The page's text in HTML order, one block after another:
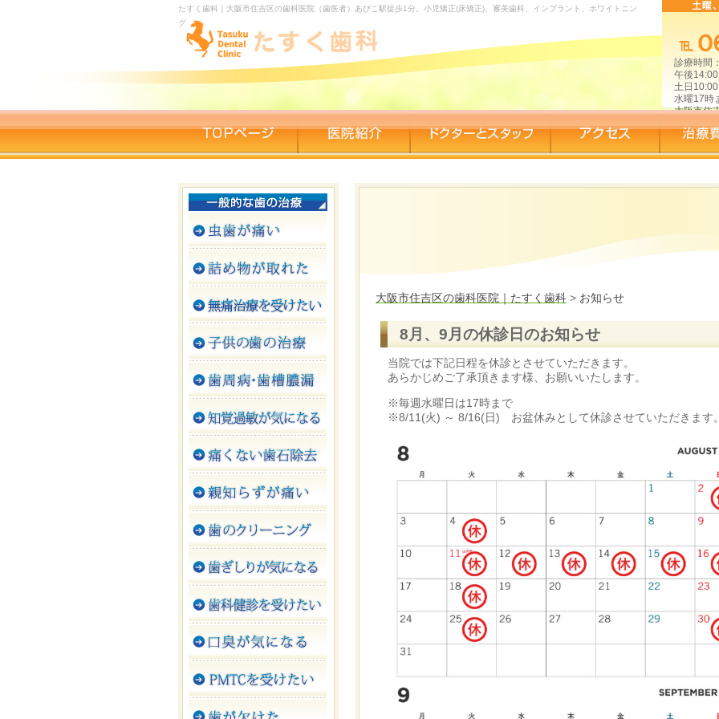
たすく歯科｜大阪市住吉区の歯科医院（歯医者）あびこ駅徒歩1分。小児矯正(床矯正)、審美歯科、インプラント、ホワイトニン
グ
診療時間
午後
土日
水曜17時
大阪市住
大阪市住吉区の歯科医院｜たすく歯科 > お知らせ
8月、9月の休診日のお知らせ
当院では下記日程を休診とさせていただきます。
あらかじめご了承頂きます様、お願いいたします。
※毎週水曜日は17時まで
※8/11(火) ～ 8/16(日) お盆休みとして休診させていただきます